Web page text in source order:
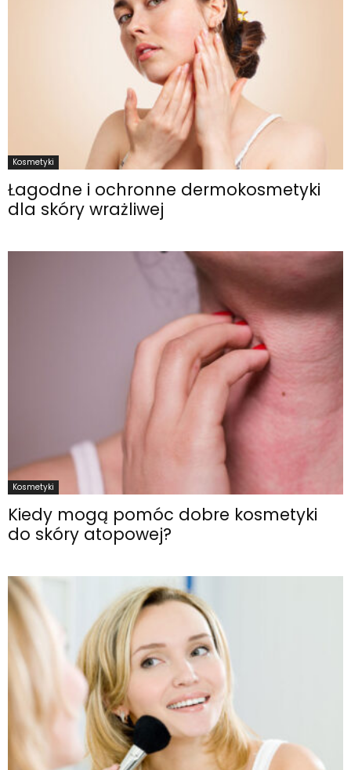
Kosmetyki
Łagodne i ochronne dermokosmetyki
dla skóry wrażliwej
Kosmetyki
Kiedy mogą pomóc dobre kosmetyki
do skóry atopowej?